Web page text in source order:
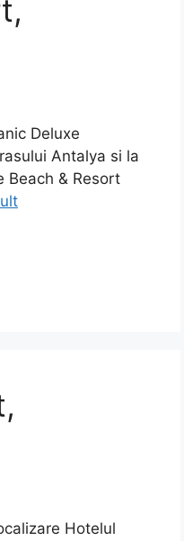
Deluxe
Antalya si la
Beach & Resort
Hotelul